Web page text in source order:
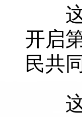
这
开启
民共
这